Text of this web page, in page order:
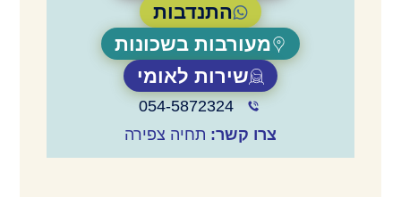
התנדבות
מעורבות בשכונות
שירות לאומי
054-5872324
צרו קשר: תחיה צפירה